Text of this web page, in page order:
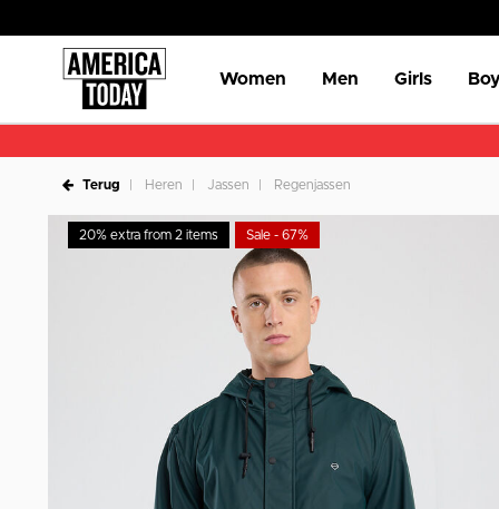
Women Men Girls
Terug Heren Jassen Regenjassen
20% extra from 2 items Sale - 67%